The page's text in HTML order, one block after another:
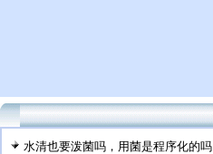
水清也要泼菌吗，用菌是程序化的吗